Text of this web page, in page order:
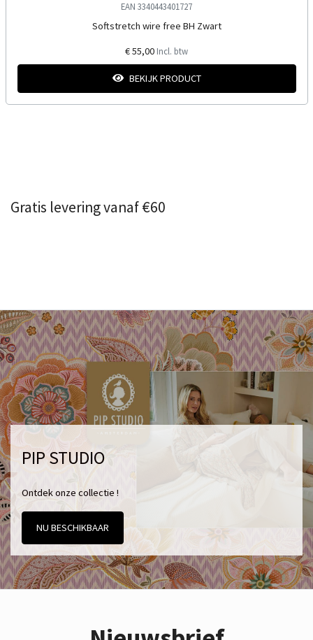
EAN 3340443401727
Softstretch wire free BH Zwart
€ 55,00 Incl. btw
BEKIJK PRODUCT
Gratis levering vanaf €60
PIP STUDIO
Ontdek onze collectie !
NU BESCHIKBAAR